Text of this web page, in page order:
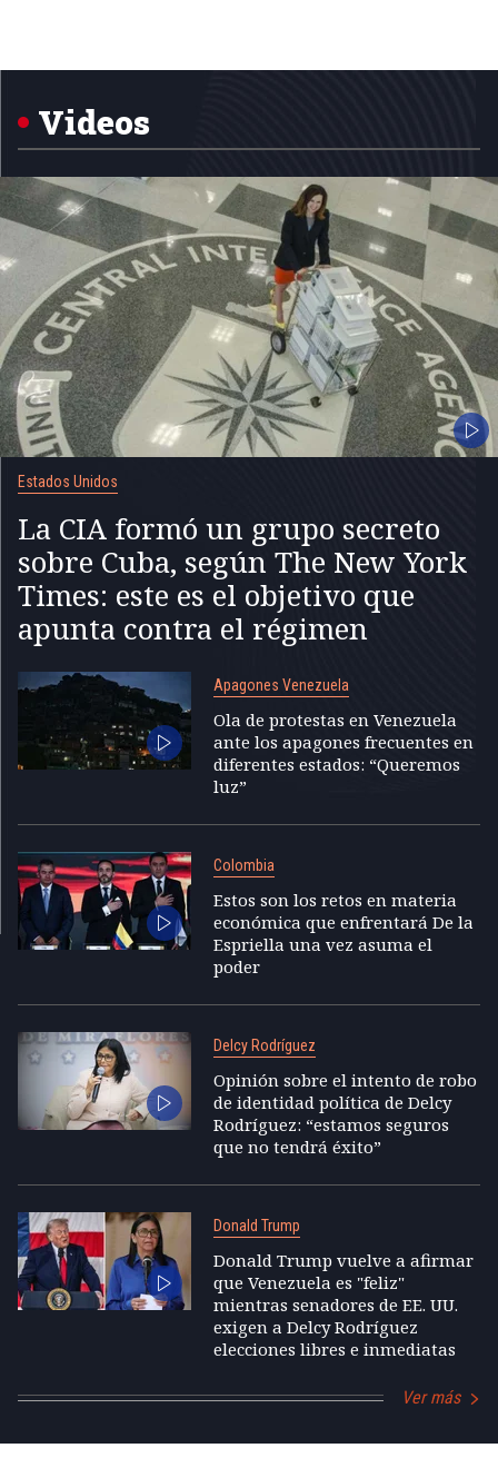
5
Videos
Estados Unidos
La CIA formó un grupo secreto
sobre Cuba, según The New York
Times: este es el objetivo que
apunta contra el régimen
Apagones Venezuela
Ola de protestas en Venezuela
ante los apagones frecuentes en
diferentes estados: “Queremos
luz”
Colombia
Estos son los retos en materia
económica que enfrentará De la
Espriella una vez asuma el
poder
Delcy Rodríguez
Opinión sobre el intento de robo
de identidad política de Delcy
Rodríguez: “estamos seguros
que no tendrá éxito”
Donald Trump
Donald Trump vuelve a afirmar
que Venezuela es "feliz"
mientras senadores de EE. UU.
exigen a Delcy Rodríguez
elecciones libres e inmediatas
Ver más